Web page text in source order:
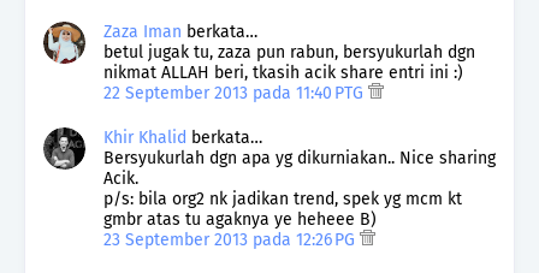
Zaza Iman berkata…
betul jugak tu, zaza pun rabun, bersyukurlah dgn
nikmat ALLAH beri, tkasih acik share entri ini :)
22 September 2013 pada 11:40 PTG
Khir Khalid berkata…
Bersyukurlah dgn apa yg dikurniakan.. Nice sharing
Acik.
p/s: bila org2 nk jadikan trend, spek yg mcm kt
gmbr atas tu agaknya ye heheee B)
23 September 2013 pada 12:26 PG